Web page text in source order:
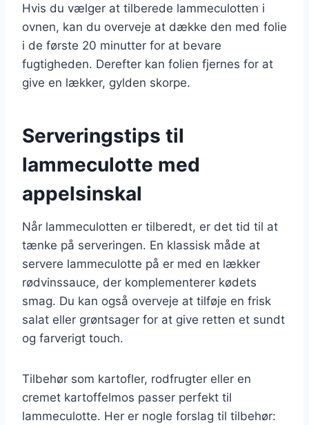
Hvis du vælger at tilberede lammeculotten i
ovnen, kan du overveje at dække den med folie
i de første 20 minutter for at bevare
fugtigheden. Derefter kan folien fjernes for at
give en lækker, gylden skorpe.
Serveringstips til
lammeculotte med
appelsinskal
Når lammeculotten er tilberedt, er det tid til at
tænke på serveringen. En klassisk måde at
servere lammeculotte på er med en lækker
rødvinssauce, der komplementerer kødets
smag. Du kan også overveje at tilføje en frisk
salat eller grøntsager for at give retten et sundt
og farverigt touch.
Tilbehør som kartofler, rodfrugter eller en
cremet kartoffelmos passer perfekt til
lammeculotte. Her er nogle forslag til tilbehør: